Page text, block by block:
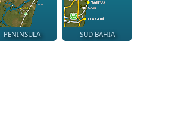
PENINSULA SUD BAHIA